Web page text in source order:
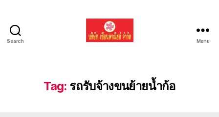
Search
รถ
แบค
Menu
Tag: รถรับจ้างขนย้ายน้ำก้อ